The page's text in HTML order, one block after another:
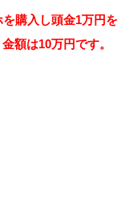
購入し頭金1万円を
額は10万円です。